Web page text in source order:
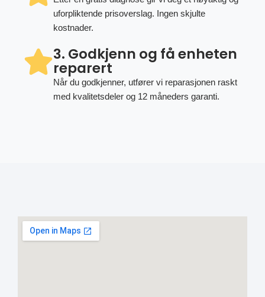
uforpliktende prisoverslag. Ingen skjulte
kostnader.
3. Godkjenn og få enheten
reparert
Når du godkjenner, utfører vi reparasjonen raskt
med kvalitetsdeler og 12 måneders garanti.